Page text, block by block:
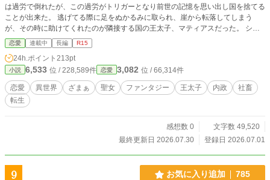
は過労で倒れたが、この過労がトリガーとなり前世の記憶を思い出し国を捨てる
ことが出来た。 逃げてる際に足をぬかるみに取られ、崖から転落してしまう
が、その時に助けてくれたのが隣接する国の王太子、マティアスだった。 シャ
ノンは、聖女という事を隠し"シャリー"としてマティアスの侍女になる。忙しく
も楽しい毎日を送っていたシャリーは、初めて充実感を感じていた。 しかし、
社畜脳がどうにも邪魔をして内政に首を突っ込んだり、騎士を助けたりと関心を
集めてしまう。 そんな中、シャノンを追う手はジリジリと迫っていて…
恋愛 連載中 長編 R15
24h.ポイント 213pt
小説 6,533 位 / 228,589件 恋愛 3,082 位 / 66,314件
恋愛 異世界 ざまぁ 聖女 ファンタジー 王太子 内政
社畜
転生
感想数 0
文字数 49,520
最終更新日 2026.07.30
登録日 2026.07.01
9 お気に入り追加 785